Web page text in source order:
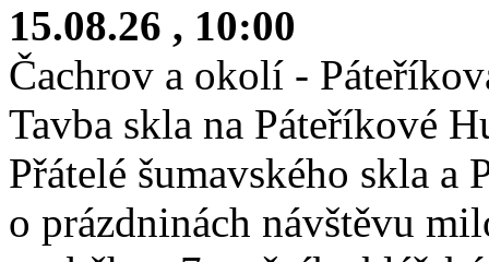
15.08.26 , 10:00
Čachrov a okolí -
Tavba skla na Páteříkové
Přátelé šumavského skla
o prázdninách návštěvu